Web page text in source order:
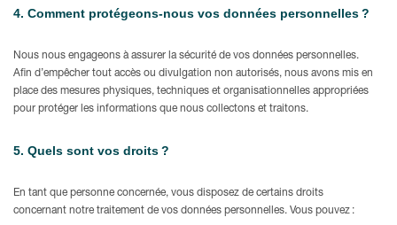
4. Comment protégeons-nous vos données personnelles ?
Nous nous engageons à assurer la sécurité de vos données personnelles.
Afin d’empêcher tout accès ou divulgation non autorisés, nous avons mis en
place des mesures physiques, techniques et organisationnelles appropriées
pour protéger les informations que nous collectons et traitons.
5. Quels sont vos droits ?
En tant que personne concernée, vous disposez de certains droits
concernant notre traitement de vos données personnelles. Vous pouvez :